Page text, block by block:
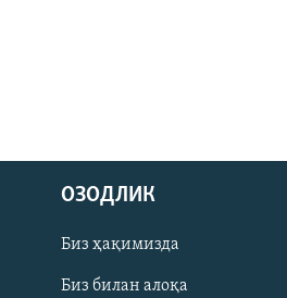
На русском
ИЖТИМОИЙ ТАРМОҚЛАР
ОЗОДЛИК
Биз ҳақимизда
Биз билан алоқа